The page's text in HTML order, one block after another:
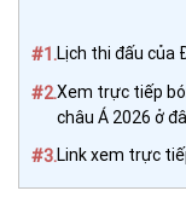
#1.Lịch thi đấu của
#2.Xem trực tiếp
châu Á 2026 ở
#3.Link xem trực